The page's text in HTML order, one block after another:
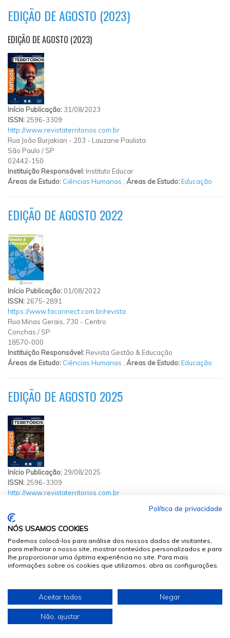
EDIÇÃO DE AGOSTO (2023)
EDIÇÃO DE AGOSTO (2023)
Início Publicação: 31/08/2023
ISSN: 2596-3309
http://www.revistaterritorios.com.br
Rua João Burjakian - 203 - Lauzane Paulista
São Paulo / SP
02442-150
Instituição Responsável: Instituto Educar
Áreas de Estudo: Ciências Humanas Áreas de Estudo:Educação
EDIÇÃO DE AGOSTO 2022
Início Publicação: 01/08/2022
ISSN: 2675-2891
https://www.faconnect.com.br/revista
Rua Minas Gerais, 730 - Centro
Conchas / SP
18570-000
Instituição Responsável: Revista Gestão & Educação
Áreas de Estudo: Ciências Humanas Áreas de Estudo:Educação
EDIÇÃO DE AGOSTO 2025
Início Publicação: 29/08/2025
ISSN: 2596-3309
http://www.revistaterritorios.com.br
São Paulo
02442-150
Instituição Responsável:Instituto Educar
Áreas de Estudo:Ciências Humanas, Áreas de Estudo: Educação
EDIÇÃO DE AGOSTO DE 2023
Política de privacidade
NÓS USAMOS COOKIES
Podemos colocá-los para análise dos nossos dados de visitantes,
para melhorar o nosso site, mostrar conteúdos personalizados e para
lhe proporcionar uma óptima experiência no site. Para mais
informações sobre os cookies que utilizamos, abra as configurações.
Aceitar todos Negar
Não, ajustar